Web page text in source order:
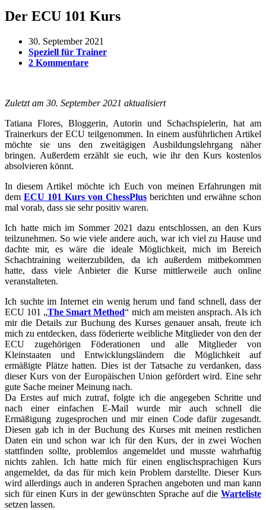
Der ECU 101 Kurs
30. September 2021
Speziell für Trainer
2 Kommentare
Zuletzt am 30. September 2021 aktualisiert
Tatiana Flores, Bloggerin, Autorin und Schachspielerin, hat am
Trainerkurs der ECU teilgenommen. In einem ausführlichen Artikel
möchte sie uns den zweitägigen Ausbildungslehrgang näher
bringen. Außerdem erzählt sie euch, wie ihr den Kurs kostenlos
absolvieren könnt.
In diesem Artikel möchte ich Euch von meinen Erfahrungen mit
dem ECU 101 Kurs von ChessPlus berichten und erwähne schon
mal vorab, dass sie sehr positiv waren.
Ich hatte mich im Sommer 2021 dazu entschlossen, an den Kurs
teilzunehmen. So wie viele andere auch, war ich viel zu Hause und
dachte mir, es wäre die ideale Möglichkeit, mich im Bereich
Schachtraining weiterzubilden, da ich außerdem mitbekommen
hatte, dass viele Anbieter die Kurse mittlerweile auch online
veranstalteten.
Ich suchte im Internet ein wenig herum und fand schnell, dass der
ECU 101 „The Smart Method“ mich am meisten ansprach. Als ich
mir die Details zur Buchung des Kurses genauer ansah, freute ich
mich zu entdecken, dass föderierte weibliche Mitglieder von den der
ECU zugehörigen Föderationen und alle Mitglieder von
Kleinstaaten und Entwicklungsländern die Möglichkeit auf
ermäßigte Plätze hatten. Dies ist der Tatsache zu verdanken, dass
dieser Kurs von der Europäischen Union gefördert wird. Eine sehr
gute Sache meiner Meinung nach.
Da Erstes auf mich zutraf, folgte ich die angegeben Schritte und
nach einer einfachen E-Mail wurde mir auch schnell die
Ermäßigung zugesprochen und mir einen Code dafür zugesandt.
Diesen gab ich in der Buchung des Kurses mit meinen restlichen
Daten ein und schon war ich für den Kurs, der in zwei Wochen
stattfinden sollte, problemlos angemeldet und musste wahrhaftig
nichts zahlen. Ich hatte mich für einen englischsprachigen Kurs
angemeldet, da das für mich kein Problem darstellte. Dieser Kurs
wird allerdings auch in anderen Sprachen angeboten und man kann
sich für einen Kurs in der gewünschten Sprache auf die Warteliste
setzen lassen.